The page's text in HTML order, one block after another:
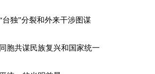
独”分裂和外来干涉图谋
共谋民族复兴和国家统一